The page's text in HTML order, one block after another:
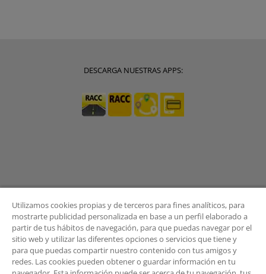
DESCARGA NUESTRAS APPS:
BOLETÍN
Utilizamos cookies propias y de terceros para fines analíticos, para
mostrarte publicidad personalizada en base a un perfil elaborado a
partir de tus hábitos de navegación, para que puedas navegar por el
sitio web y utilizar las diferentes opciones o servicios que tiene y
para que puedas compartir nuestro contenido con tus amigos y
redes. Las cookies pueden obtener o guardar información en tu